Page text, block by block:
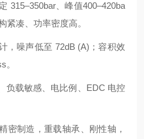
315–350bar、峰值400–420ba
紧凑、功率密度高。
，噪声低至 72dB (A)；容积效
。
负载敏感、电比例、EDC 电控
密制造，重载轴承、刚性轴，